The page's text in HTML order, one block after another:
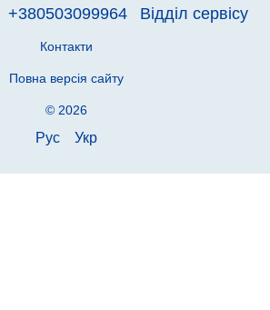
+380503099964 Відділ сервісу
Контакти
Повна версія сайту
© 2026
Рус Укр